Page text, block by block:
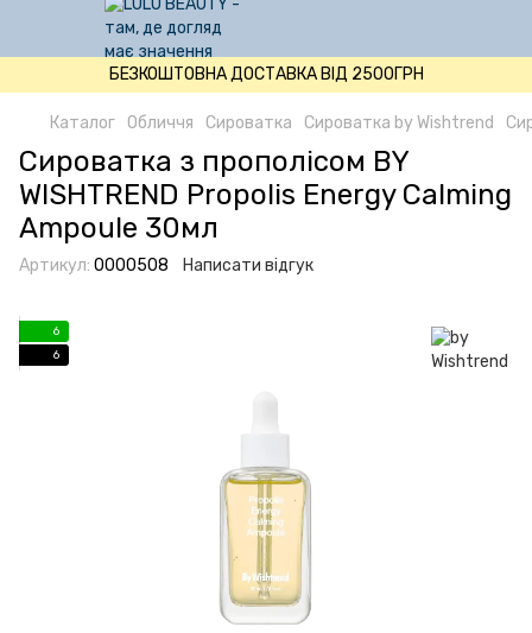
БЕЗКОШТОВНА ДОСТАВКА ВІД 2500ГРН
Каталог Обличчя Сироватка Сироватка by Wishtrend
Сироватка з прополісом BY
WISHTREND Propolis Energy Calming
Ampoule 30мл
Артикул: 0000508 Написати відгук
6
6